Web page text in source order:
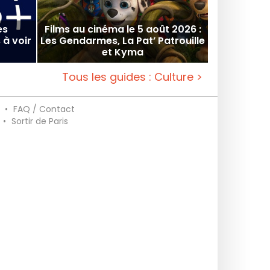
à voir
Films au cinéma le 5 août 2026 :
Les Gendarmes, La Pat’ Patrouille
et Kyma
Tous les guides : Culture >
• FAQ / Contact
• Sortir de Paris